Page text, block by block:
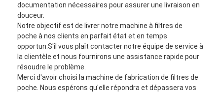
documentation nécessaires pour assurer une livraison en
douceur.
Notre objectif est de livrer notre machine à filtres de
poche à nos clients en parfait état et en temps
opportun.S'il vous plaît contacter notre équipe de service à
la clientèle et nous fournirons une assistance rapide pour
résoudre le problème.
Merci d'avoir choisi la machine de fabrication de filtres de
poche. Nous espérons qu'elle répondra et dépassera vos